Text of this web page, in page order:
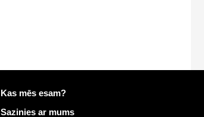
Vairāk informācijas vietnē Mailo
Kas mēs esam?
Sazinies ar mums